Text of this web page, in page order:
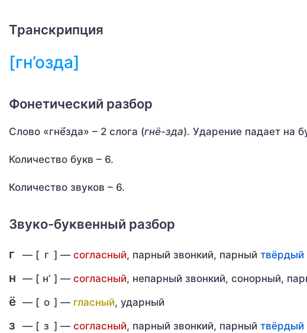
Транскрипция
[гн’озда]
Фонетический разбор
Слово «гнё́зда» – 2 слога (гнё-зда). Ударение падает на
Количество букв – 6.
Количество звуков – 6.
Звуко-буквенный разбор
г — [ г ] — согласный, парный звонкий, парный твёрдый
н — [ н’ ] — согласный, непарный звонкий, сонорный,
ё — [ о ] — гласный, ударный
з — [ з ] — согласный, парный звонкий, парный твёрдый